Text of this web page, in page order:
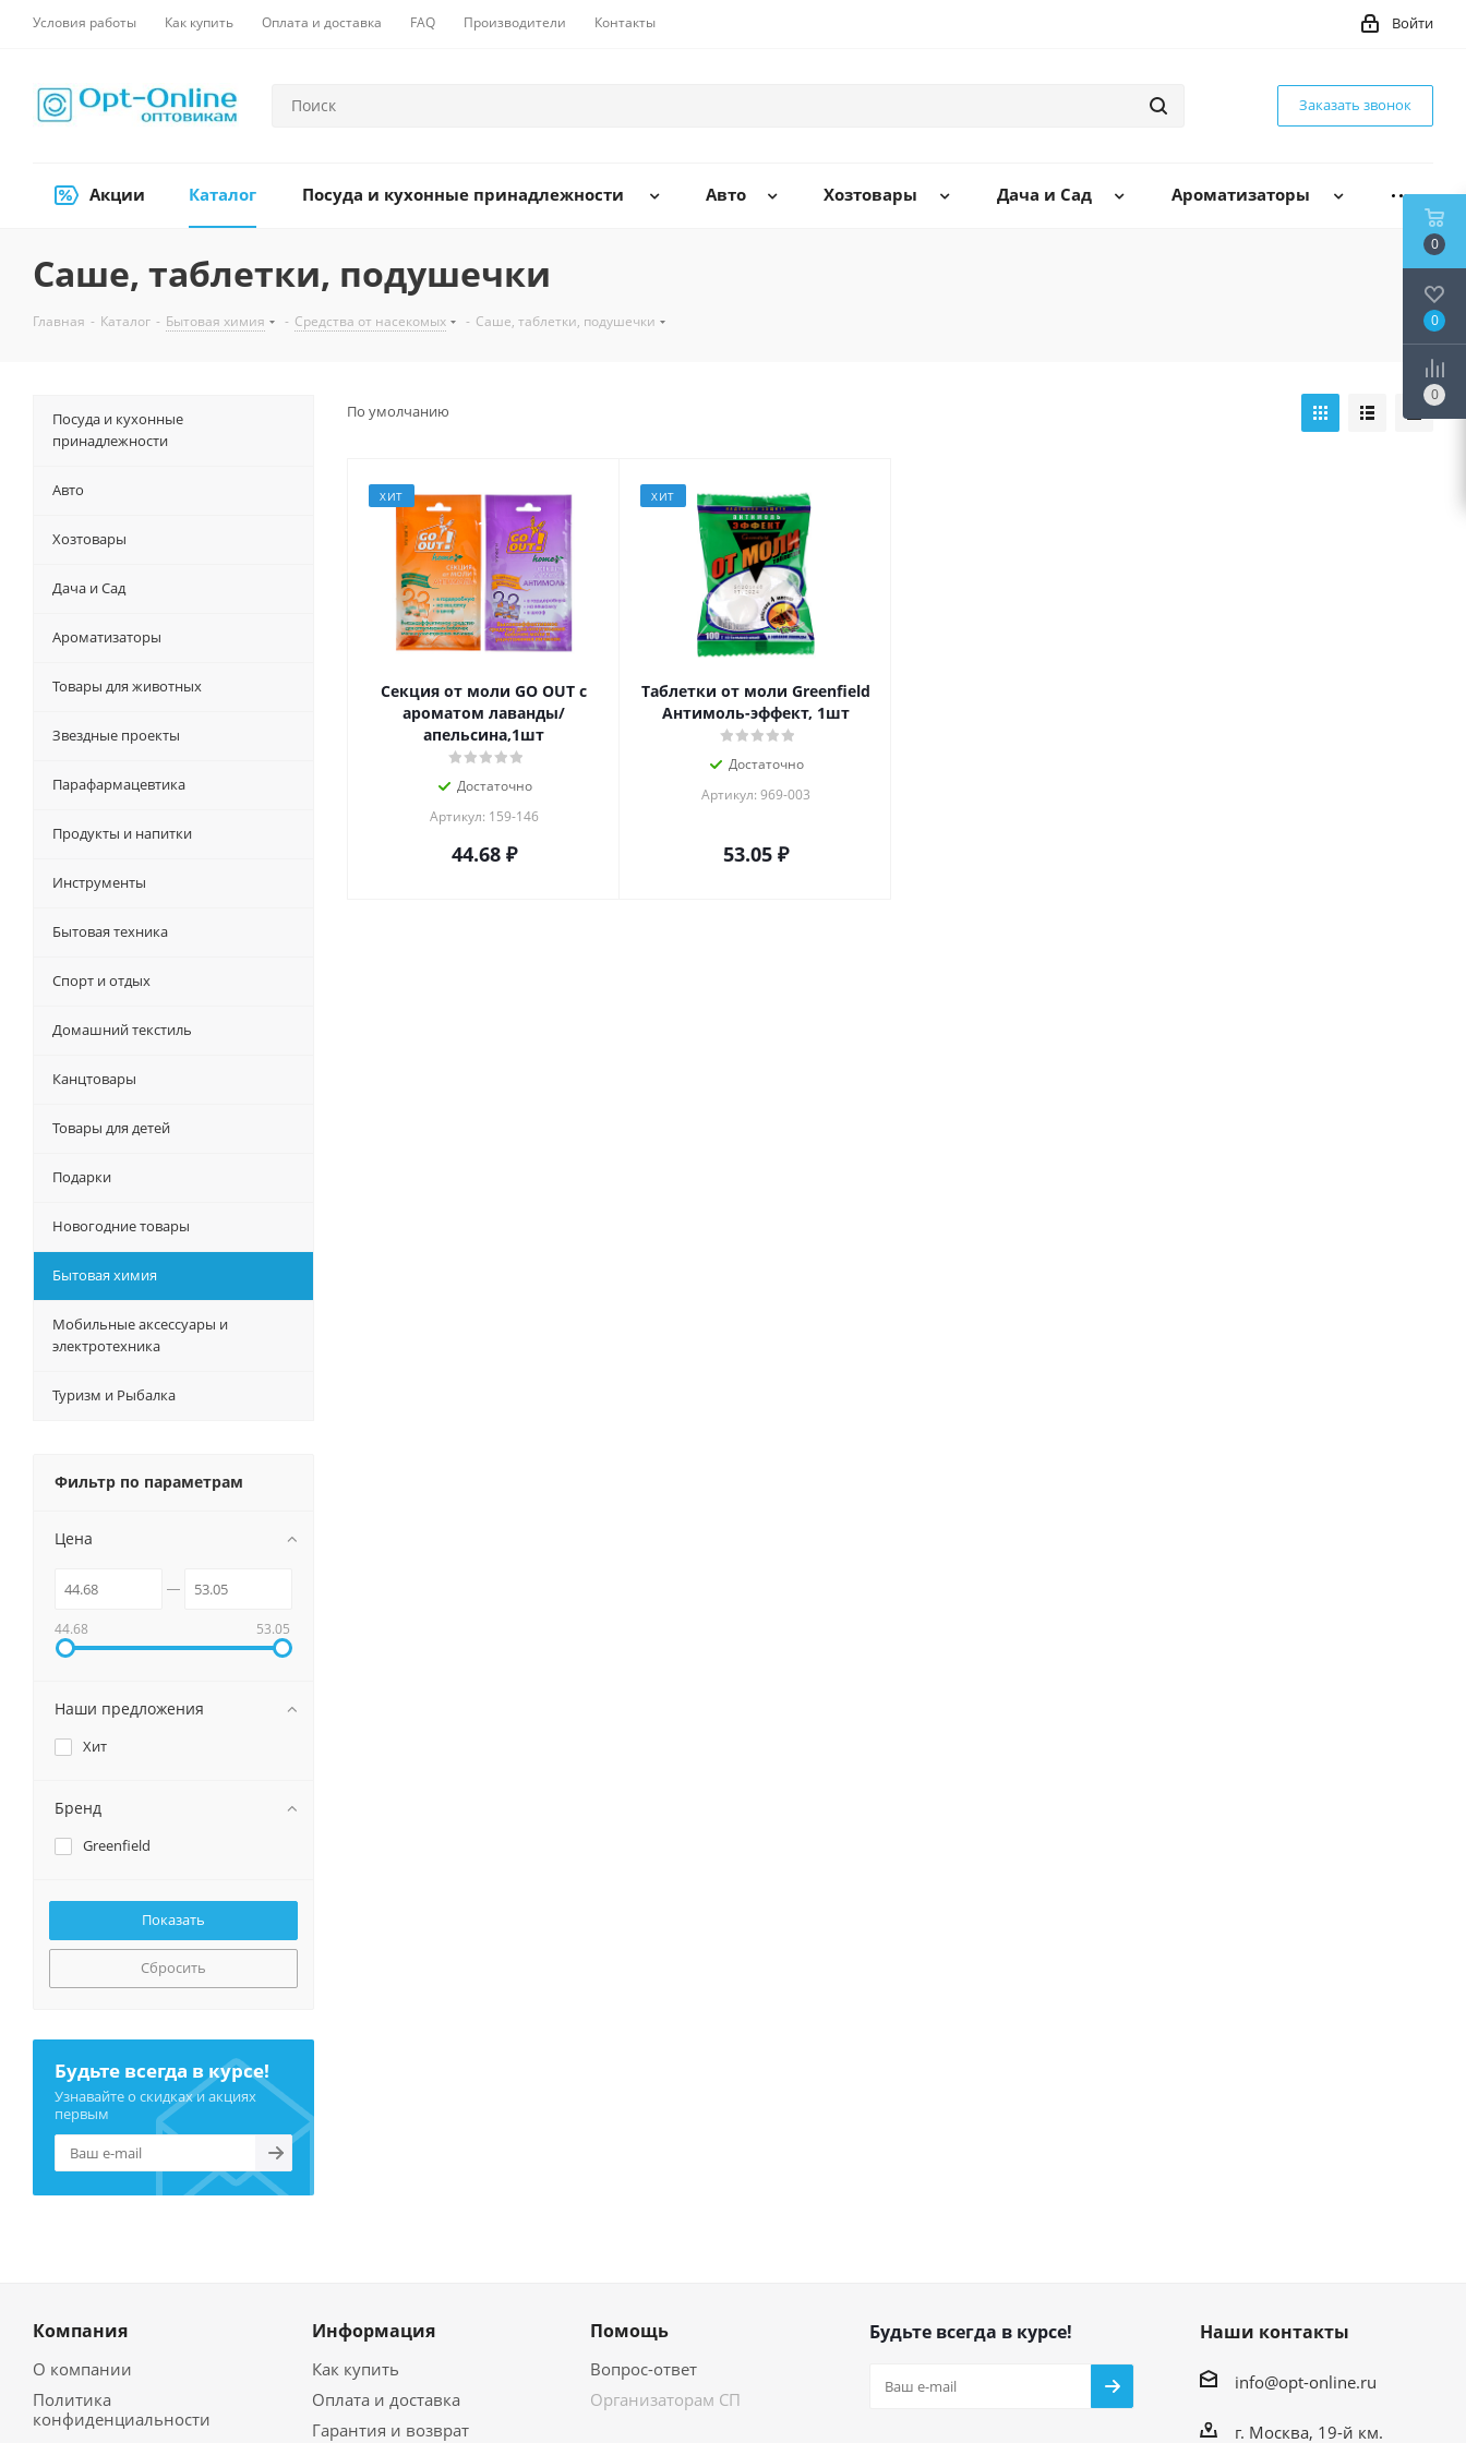
Условия работы Как купить Оплата и доставка FAQ Производители Контакты Войти
Заказать звонок
Акции Каталог Посуда и кухонные принадлежности Авто Хозтовары Дача и Сад Ароматизаторы
Саше, таблетки, подушечки
Главная - Каталог - Бытовая химия - Средства от насекомых - Саше, таблетки, подушечки
По умолчанию
ХИТ
Секция от моли GO OUT с
ароматом лаванды/
апельсина,1шт
Достаточно
Артикул: 159-146
44.68₽
ХИТ
Таблетки от моли Greenfield
Антимоль-эффект, 1шт
Достаточно
Артикул: 969-003
53.05₽
Посуда и кухонные
принадлежности
Авто
Хозтовары
Дача и Сад
Ароматизаторы
Товары для животных
Звездные проекты
Парафармацевтика
Продукты и напитки
Инструменты
Бытовая техника
Спорт и отдых
Домашний текстиль
Канцтовары
Товары для детей
Подарки
Новогодние товары
Бытовая химия
Мобильные аксессуары и
электротехника
Туризм и Рыбалка
Фильтр по параметрам
Цена
44.68 53.05
Наши предложения
Хит
Бренд
Greenfield
Сбросить
Будьте всегда в курсе!
Узнавайте о скидках и акциях
первым
Компания
О компании
Политика
конфиденциальности
Информация
Как купить
Оплата и доставка
Гарантия и возврат
Помощь
Вопрос-ответ
Организаторам СП
Будьте всегда в курсе! Наши контакты
info@opt-online.ru
г. Москва, 19-й км.
0
0
0